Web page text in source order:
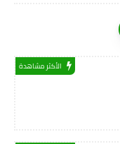
الأكثر مشاهدة